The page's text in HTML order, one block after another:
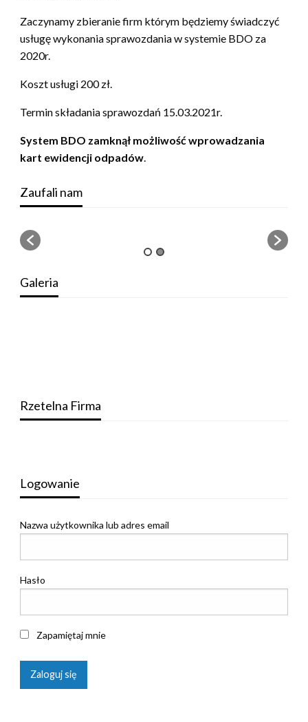
Zaczynamy zbieranie firm którym będziemy świadczyć
usługę wykonania sprawozdania w systemie BDO za
2020r.
Koszt usługi 200 zł.
Termin składania sprawozdań 15.03.2021r.
System BDO zamknął możliwość wprowadzania
kart ewidencji odpadów.
Zaufali nam
Galeria
Rzetelna Firma
Logowanie
Nazwa użytkownika lub adres email
Hasło
Zapamiętaj mnie